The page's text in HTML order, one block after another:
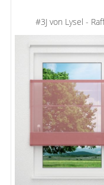
#3J von Lysel -